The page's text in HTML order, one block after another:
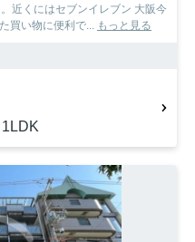
近くにはセブンイレブン 大阪今
買い物に便利で...
もっと見る